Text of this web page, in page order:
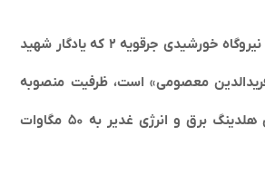
با احداث نیروگاه خورشیدی جرقویه ۲ که یادگار شهید
است، ظرفیت منصوبه
نیروگاه‌های خورشیدی هلدینگ برق و انرژی غدیر به ۵۰ مگاوات